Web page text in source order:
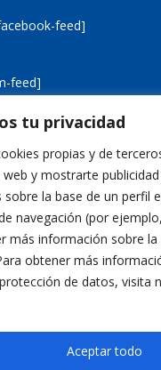
tu privacidad
propias y de
y mostrarte
sobre la base de un perfil
navegación (por
más información sobre
obtener más
de datos, visita
Aceptar todo
feed]
feed]
legal
Política de
Martín, 56 · 46980 ·